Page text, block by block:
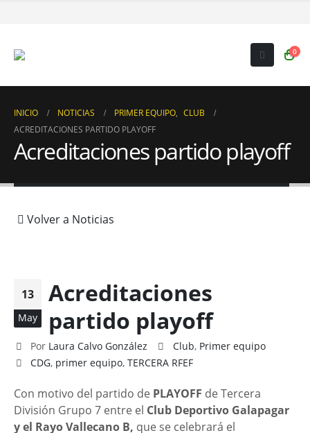
0
INICIO NOTICIAS PRIMER EQUIPO, CLUB
ACREDITACIONES PARTIDO PLAYOFF
Acreditaciones partido playoff
Volver a Noticias
13
May
Acreditaciones
partido playoff
Por Laura Calvo González Club, Primer equipo
CDG, primer equipo,TERCERA RFEF
Con motivo del partido de PLAYOFF de Tercera
División Grupo 7 entre el Club Deportivo Galapagar
y el Rayo Vallecano B, que se celebrará el